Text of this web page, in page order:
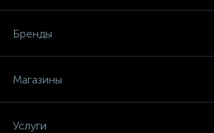
Бренды
Магазины
Услуги